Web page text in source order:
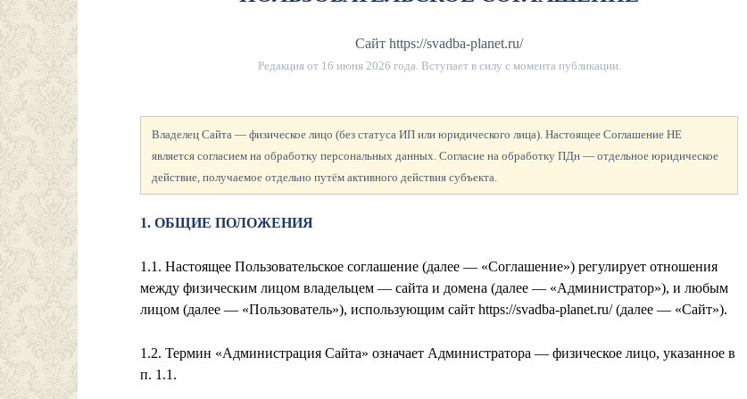
Сайт https://svadba-planet.ru/
Редакция от 16 июня 2026 года . Вступает в силу с момента публикации.
Владелец Сайта — физическое лицо (без статуса ИП или юридического лица). Настоящее Соглашение НЕ
является согласием на обработку персональных данных. Согласие на обработку ПДн — отдельное юридическое
действие, получаемое отдельно путём активного действия субъекта.
1. ОБЩИЕ ПОЛОЖЕНИЯ
1.1. Настоящее Пользовательское соглашение (далее — «Соглашение») регулирует отношения
между физическим лицом владельцем — сайта и домена (далее — «Администратор»), и любым
лицом (далее — «Пользователь»), использующим сайт https://svadba-planet.ru/ (далее — «Сайт»).
1.2. Термин «Администрация Сайта» означает Администратора — физическое лицо, указанное в
п. 1.1.